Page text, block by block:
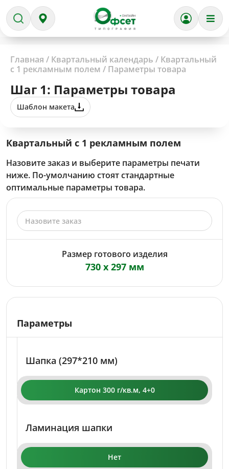
Главная / Квартальный календарь / Квартальный
с 1 рекламным полем / Параметры товара
Шаг 1: Параметры товара
Шаблон макета
Квартальный с 1 рекламным полем
Назовите заказ и выберите параметры печати
ниже. По-умолчанию стоят стандартные
оптимальные параметры товара.
Размер готового изделия
730 x 297 мм
Параметры
Шапка (297*210 мм)
Картон 300 г/кв.м, 4+0
Ламинация шапки
Нет